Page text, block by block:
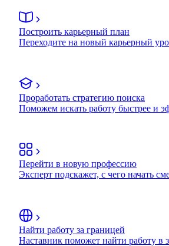
Построить карьерный план
Переходите на новый карьерный
Проработать стратегию поиска
Поможем искать работу быстрее и
Перейти в новую профессию
Эксперт подскажет, с чего начать
Найти работу за границей
Наставник поможет найти работу в